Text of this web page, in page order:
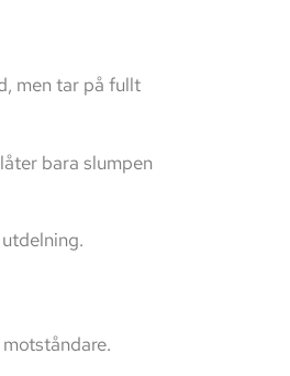
men tar på fullt
bara slumpen